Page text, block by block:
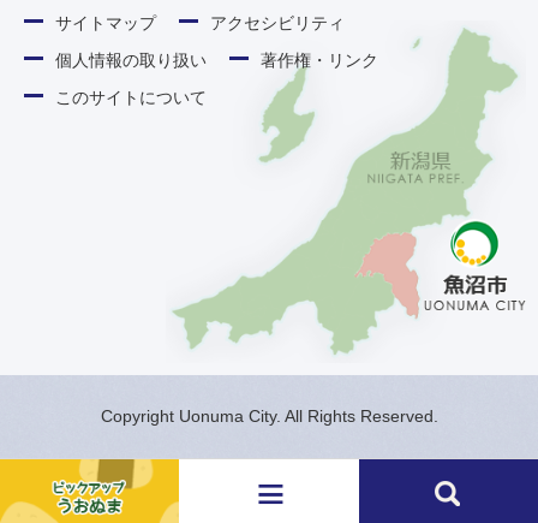
サイトマップ
アクセシビリティ
個人情報の取り扱い
著作権・リンク
このサイトについて
Copyright Uonuma City. All Rights Reserved.